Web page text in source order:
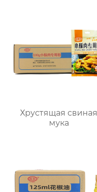
Хрустящая свиная
мука